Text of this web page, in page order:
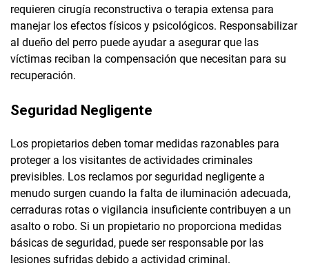
requieren cirugía reconstructiva o terapia extensa para
manejar los efectos físicos y psicológicos. Responsabilizar
al dueño del perro puede ayudar a asegurar que las
víctimas reciban la compensación que necesitan para su
recuperación.
Seguridad Negligente
Los propietarios deben tomar medidas razonables para
proteger a los visitantes de actividades criminales
previsibles. Los reclamos por seguridad negligente a
menudo surgen cuando la falta de iluminación adecuada,
cerraduras rotas o vigilancia insuficiente contribuyen a un
asalto o robo. Si un propietario no proporciona medidas
básicas de seguridad, puede ser responsable por las
lesiones sufridas debido a actividad criminal.